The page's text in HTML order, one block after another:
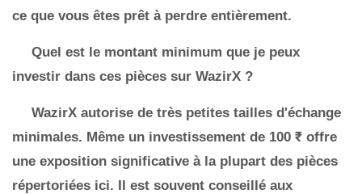
ce que vous êtes prêt à perdre entièrement.
Quel est le montant minimum que je peux
investir dans ces pièces sur WazirX ?
WazirX autorise de très petites tailles d'échange
minimales. Même un investissement de 100 ₹ offre
une exposition significative à la plupart des pièces
répertoriées ici. Il est souvent conseillé aux